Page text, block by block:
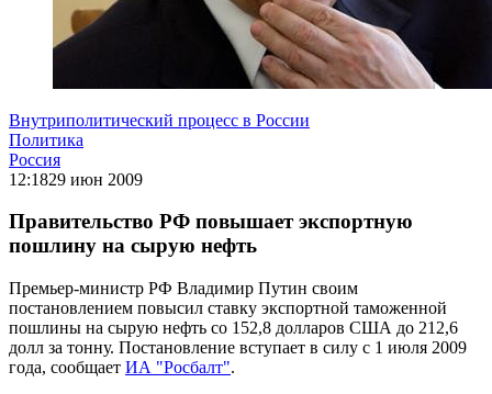
Внутриполитический процесс в России
Политика
Россия
12:1829 июн 2009
Правительство РФ повышает экспортную
пошлину на сырую нефть
Премьер-министр РФ Владимир Путин своим
постановлением повысил ставку экспортной таможенной
пошлины на сырую нефть со 152,8 долларов США до 212,6
долл за тонну. Постановление вступает в силу с 1 июля 2009
года, сообщает ИА "Росбалт".